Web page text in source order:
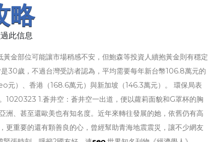
略
此信息
部位可能讓市場稍感不安，但鮑森等投資人續抱黃金則有穩定
30歲，不過台灣受訪者認為，平均需要每年新台幣106.8萬元的
元）、香港（168.6萬元）與新加坡（146.3萬元）。 環保局表
1020323 1.蒼井空：蒼井空一出道，便以蘿莉面貌和G罩杯的胸
、甚至還歐美也有知名度。近年來轉往發展的她，依舊仍有高
更重要的還有顆善良的心，曾經幫助青海地震震災，讓不少網友